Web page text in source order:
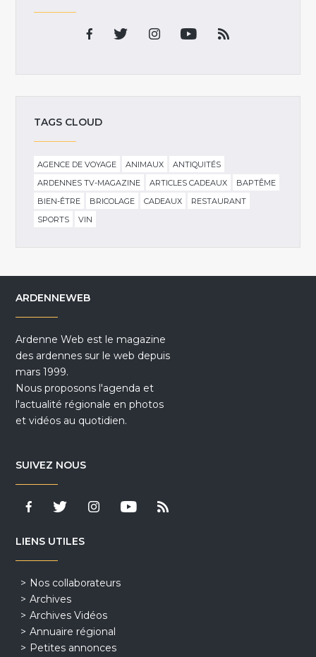
TAGS CLOUD
AGENCE DE VOYAGE ANIMAUX
ANTIQUITÉS
ARDENNES TV-MAGAZINE
ARTICLES CADEAUX
BAPTÊME
BIEN-ÊTRE
BRICOLAGE CADEAUX
RESTAURANT
SPORTS
VIN
ARDENNEWEB
Ardenne Web est le magazine
des ardennes sur le web depuis
mars 1999.
Nous proposons l'agenda et
l'actualité régionale en photos
et vidéos au quotidien.
SUIVEZ NOUS
LIENS UTILES
Nos collaborateurs
Archives
Archives Vidéos
Annuaire régional
Petites annonces